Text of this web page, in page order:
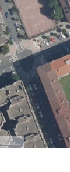
Otros...